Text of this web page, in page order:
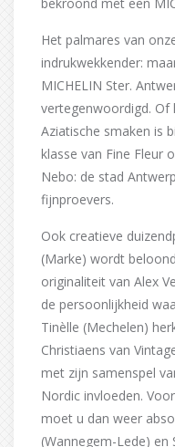
Het palmares van
indrukwekkender:
MICHELIN Ster.
vertegenwoordigd. Of
Aziatische smaken is
klasse van Fine Fleur
Nebo: de stad
fijnproevers.
Ook creatieve
(Marke) wordt
originaliteit van Alex
de persoonlijkheid
Tinèlle (Mechelen)
Christiaens van
met zijn samenspel
Nordic invloeden.
moet u dan weer
(Wannegem-Lede) en